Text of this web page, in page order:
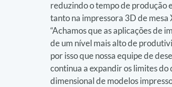
reduzindo o tempo de produção
tanto na impressora 3D de
“Achamos que as aplicações de
de um nível mais alto de
por isso que nossa equipe de
continua a expandir os limites
dimensional de modelos